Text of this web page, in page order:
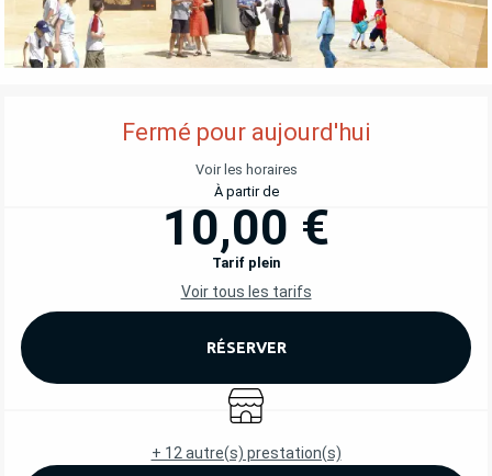
OUVERTURE ET COORDONNÉES
Fermé pour aujourd'hui
Voir les horaires
À partir de
10,00 €
Tarif plein
Voir tous les tarifs
RÉSERVER
Boutique
+ 12 autre(s) prestation(s)